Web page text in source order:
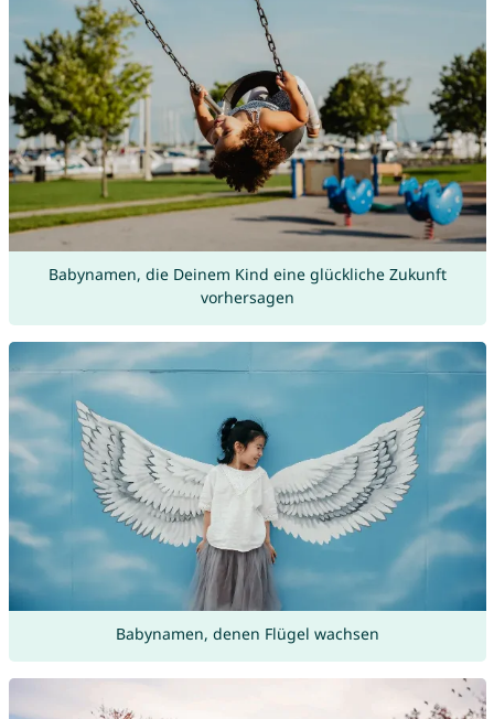
Babynamen, die Deinem Kind eine glückliche Zukunft
vorhersagen
Babynamen, denen Flügel wachsen